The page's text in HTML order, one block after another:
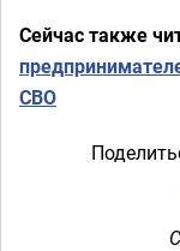
Сейчас также
СВО